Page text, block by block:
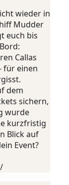
wieder in
Mudder
euch bis
Callas
für einen
dem
sichern,
wurde
kurzfristig
Blick auf
Event?